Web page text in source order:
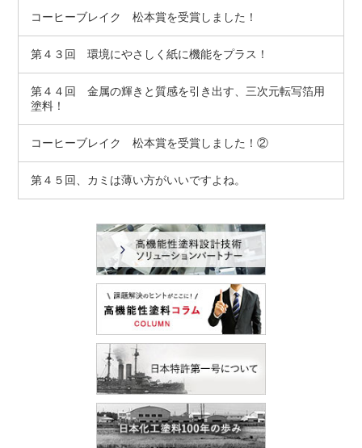
コーヒーブレイク 松本賞を受賞しました！
第４３回 環境にやさしく紙に機能をプラス！
第４４回 金属の輝きと質感を引き出す、三次元転写箔用
塗料！
コーヒーブレイク 松本賞を受賞しました！②
第４５回、カミは薄い方がいいですよね。